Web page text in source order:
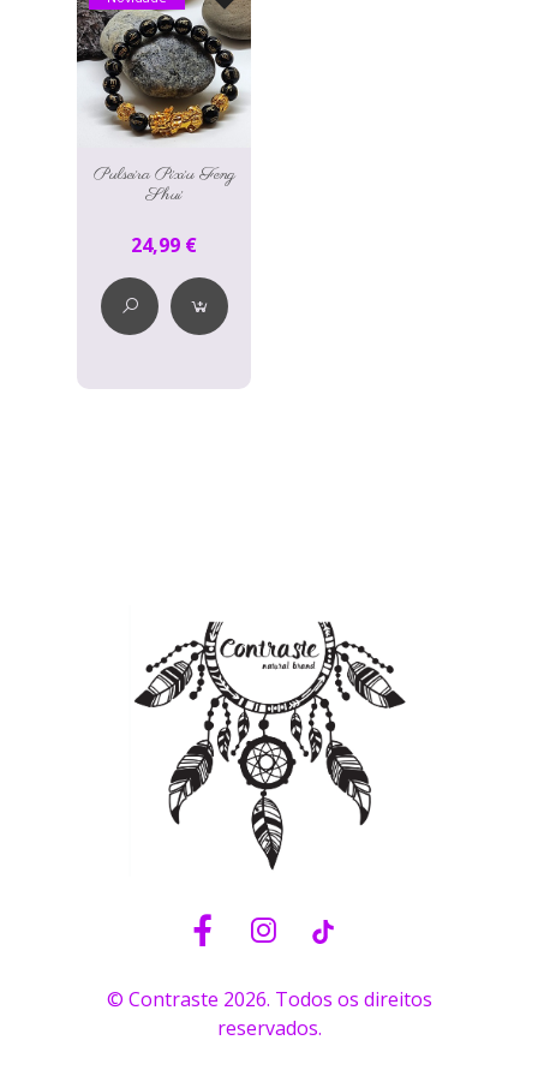
Pulseira Pixiu Feng
Shui
24,99 €
© Contraste 2026. Todos os direitos
reservados.